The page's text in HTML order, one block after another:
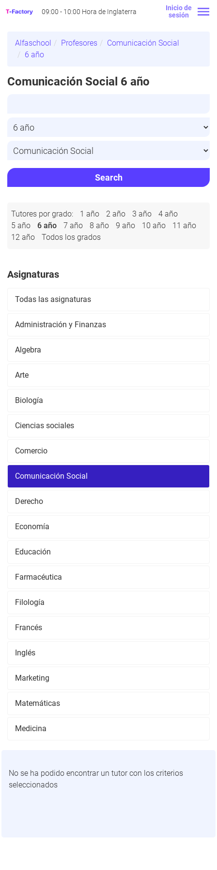
Inicio de
sesión
09:00 - 10:00 Hora de Inglaterra
Alfaschool Profesores
Comunicación Social
6 año
Comunicación Social 6 año
Search
Tutores por grado: 1 año 2 año 3 año
4 año
5 año
6 año 7 año 8 año 9 año 10 año
11 año
12 año
Todos los grados
No se ha podido encontrar un tutor con los criterios
seleccionados
Asignaturas
Todas las asignaturas
Administración y Finanzas
Algebra
Arte
Biología
Ciencias sociales
Comercio
Comunicación Social
Derecho
Economía
Educación
Farmacéutica
Filología
Francés
Inglés
Marketing
Matemáticas
Medicina